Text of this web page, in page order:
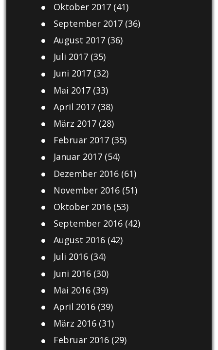
Oktober 2017(41)
September 2017(36)
August 2017(36)
Juli 2017(35)
Juni 2017(32)
Mai 2017(33)
April 2017(38)
März 2017(28)
Februar 2017(35)
Januar 2017(54)
Dezember 2016(61)
November 2016(51)
Oktober 2016(53)
September 2016(42)
August 2016(42)
Juli 2016(34)
Juni 2016(30)
Mai 2016(39)
April 2016(39)
März 2016(31)
Februar 2016(29)